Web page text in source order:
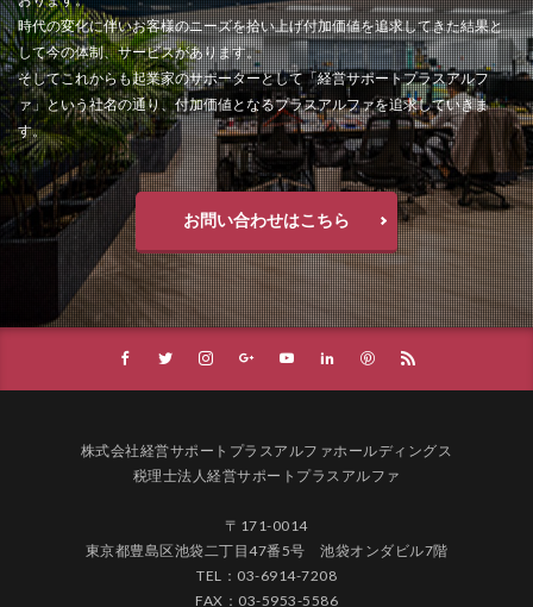
時代の変化に伴いお客様のニーズを拾い上げ付加価値を追求してきた結果と
して今の体制、サービスがあります。
そしてこれからも起業家のサポーターとして「経営サポートプラスアルフ
ァ」という社名の通り、付加価値となるプラスアルファを追求していきま
す。
お問い合わせはこちら
株式会社経営サポートプラスアルファホールディングス
税理士法人経営サポートプラスアルファ
〒171-0014
東京都豊島区池袋二丁目47番5号 池袋オンダビル7階
TEL：03-6914-7208
FAX：03-5953-5586